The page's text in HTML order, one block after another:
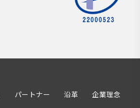
パートナー 沿革 企業理念